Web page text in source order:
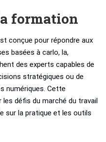
formation
conçue pour répondre aux
basées à carlo, la,
des experts capables de
stratégiques ou de
numériques. Cette
défis du marché du travail
sur la pratique et les outils